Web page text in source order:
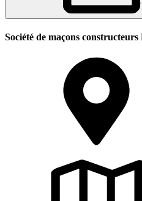
Société de maçons constructeurs